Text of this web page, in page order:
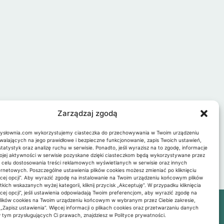
Zarządzaj zgodą
wykorzystujemy ciasteczka do przechowywania w Twoim urządzeniu
na jego prawidłowe i bezpieczne funkcjonowanie, zapis Twoich ustawień,
oraz analizę ruchu w serwisie. Ponadto, jeśli wyrazisz na to zgodę, informacje
aktywności w serwisie pozyskane dzięki ciasteczkom będą wykorzystywane przez
celu dostosowania treści reklamowych wyświetlanych w serwisie oraz innych
Poszczególne ustawienia plików cookies możesz zmieniać po kliknięciu
opcji”. Aby wyrazić zgodę na instalowanie na Twoim urządzeniu końcowym plików
wskazanych wyżej kategorii, kliknij przycisk „Akceptuję”. W przypadku kliknięcia
opcji”, jeśli ustawienia odpowiadają Twoim preferencjom, aby wyrazić zgodę na
cookies na Twoim urządzeniu końcowym w wybranym przez Ciebie zakresie,
ustawienia”. Więcej informacji o plikach cookies oraz przetwarzaniu danych
przysługujących Ci prawach, znajdziesz w Polityce prywatności.
Zmysłownia Centrum Terapii
w Warszawie